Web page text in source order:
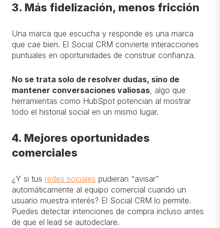
3. Más fidelización, menos fricción
Una marca que escucha y responde es una marca
que cae bien. El Social CRM convierte interacciones
puntuales en oportunidades de construir confianza.
No se trata solo de resolver dudas, sino de
mantener conversaciones valiosas, algo que
herramientas como HubSpot potencian al mostrar
todo el historial social en un mismo lugar.
4. Mejores oportunidades
comerciales
¿Y si tus redes sociales pudieran “avisar”
automáticamente al equipo comercial cuando un
usuario muestra interés? El Social CRM lo permite.
Puedes detectar intenciones de compra incluso antes
de que el lead se autodeclare.